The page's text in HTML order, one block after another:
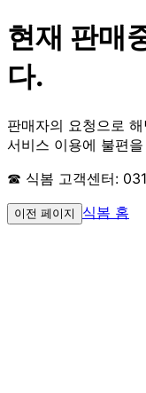
현재 판매
다.
판매자의 요청으로
서비스 이용에 불편
☎ 식봄 고객센터:
이전 페이지 식봄 홈